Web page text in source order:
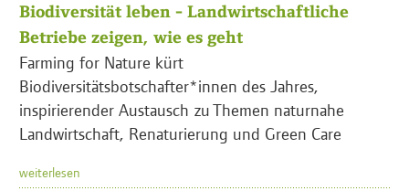
Biodiversität leben - Landwirtschaftliche
Betriebe zeigen, wie es geht
Farming for Nature kürt
Biodiversitätsbotschafter*innen des Jahres,
inspirierender Austausch zu Themen naturnahe
Landwirtschaft, Renaturierung und Green Care
weiterlesen